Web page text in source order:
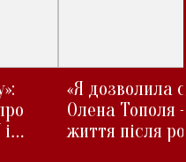
«Я дозволила
Олена Тополя
життя після